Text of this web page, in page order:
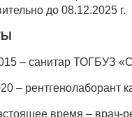
до 08.12.2025 г.
– санитар ТОГБУЗ
–
время –